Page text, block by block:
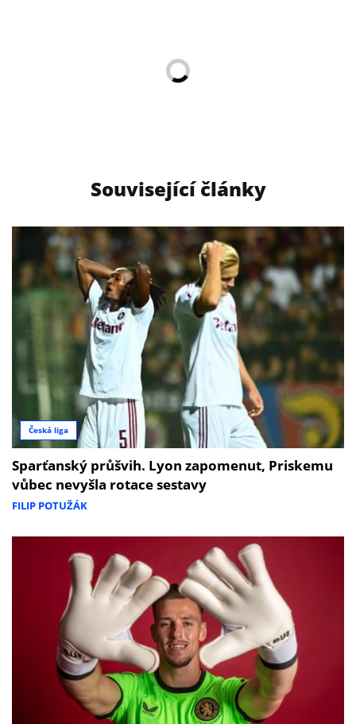
Související články
Česká liga
Sparťanský průšvih. Lyon zapomenut, Priskemu
vůbec nevyšla rotace sestavy
FILIP POTUŽÁK